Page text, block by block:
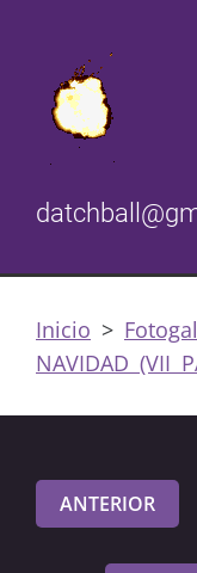
Inicio >
NAVIDAD (VII
ANTERIOR